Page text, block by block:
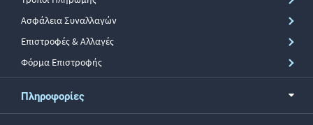
Ασφάλεια Συναλλαγών
Επιστροφές & Αλλαγές
Φόρμα Επιστροφής
Πληροφορίες